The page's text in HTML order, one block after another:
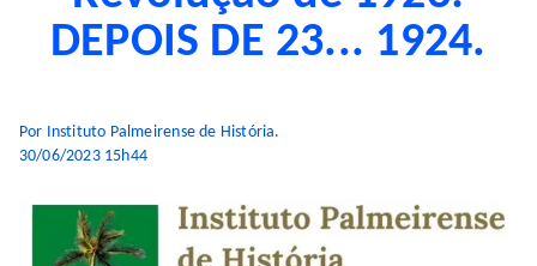
DEPOIS DE 23... 1924.
Por Instituto Palmeirense de História.
30/06/2023 15h44